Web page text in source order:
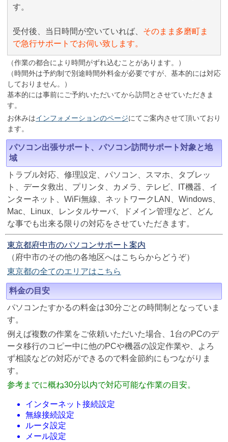
す。
受付後、当日時間が空いていれば、 そのまま多磨町ま
で急行サポートでお伺い致します。
（作業の都合により時間がずれ込むことがあります。）
（時間外は予約制で別途時間外料金が必要ですが、基本的には対応
しておりません。）
基本的には事前にご予約いただいてから訪問とさせていただきま
す。
お休みはインフォメーションのページにてご案内させて頂いており
ます。
パソコン出張サポート、パソコン訪問サポート対象と地
域
トラブル対応、修理設定、パソコン、スマホ、タブレッ
ト、データ救出、プリンタ、カメラ、テレビ、IT機器、イ
ンターネット、WiFi無線、ネットワークLAN、Windows、
Mac、Linux、レンタルサーバ、ドメイン管理など、どん
な事でも出来る限りの対応をさせていただきます。
東京都府中市のパソコンサポート案内
（府中市のその他の各地区へはこちらからどうぞ）
東京都の全てのエリアはこちら
料金の目安
パソコンたすかるの料金は30分ごとの時間制となっていま
す。
例えば複数の作業をご依頼いただいた場合、1台のPCのデ
ータ移行のコピー中に他のPCや機器の設定作業や、よろ
ず相談などの対応ができるので料金節約にもつながりま
す。
参考までに概ね30分以内で対応可能な作業の目安。
インターネット接続設定
無線接続設定
ルータ設定
メール設定